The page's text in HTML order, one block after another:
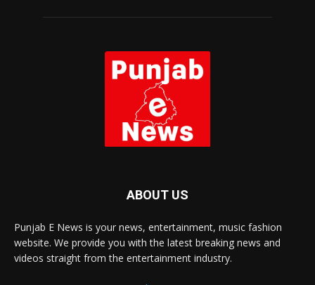
ABOUT US
Punjab E News is your news, entertainment, music fashion
website. We provide you with the latest breaking news and
videos straight from the entertainment industry.